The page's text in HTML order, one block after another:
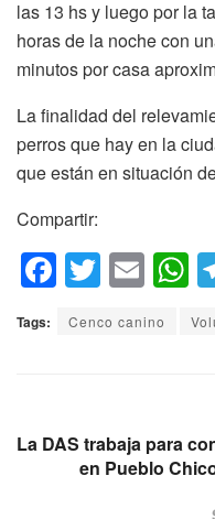
las 13 hs y luego por la
horas de la noche con
minutos por casa
La finalidad del
perros que hay en la
que están en situación
Compartir:
F
a
c
o
T
wi
tt
E
m
ail
h
p
p
Tags: Cenco canino
La DAS trabaja para
en Pueblo